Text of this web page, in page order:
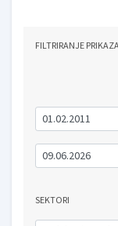
FILTRIRANJE PRIKAZA
SEKTORI